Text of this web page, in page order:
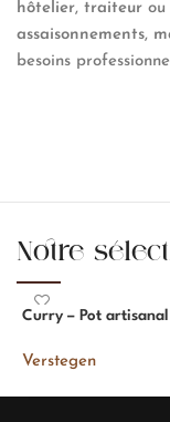
hôtelier, traiteur ou
assaisonnements,
besoins
Notre
Curry – Pot artisanal
Verstegen